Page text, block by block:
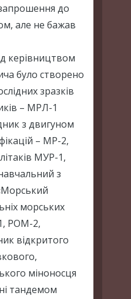
до
але не бажав
керівництвом
було створено
зразків
– МРЛ-1
з двигуном
– МР-2,
МУР-1,
з
морських
РОМ-2,
відкритого
міноносця
тандемом